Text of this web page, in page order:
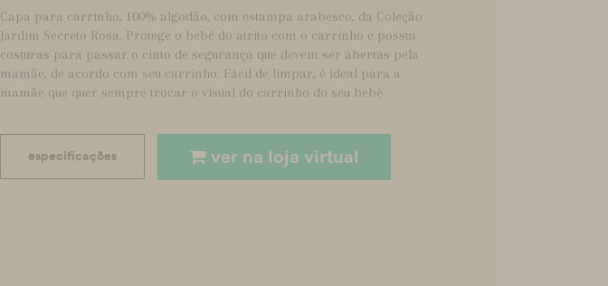
Capa para carrinho, 100% algodão, com estampa arabesco, da Coleção
Jardim Secreto Rosa. Protege o bebê do atrito com o carrinho e possui
costuras para passar o cinto de segurança que devem ser abertas pela
mamãe, de acordo com seu carrinho. Fácil de limpar, é ideal para a
mamãe que quer sempre trocar o visual do carrinho do seu bebê.
especificações ver na loja virtual